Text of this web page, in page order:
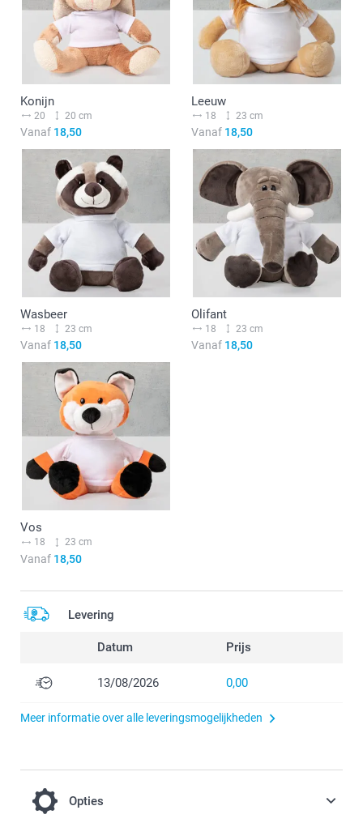
Konijn
20 20 cm
Vanaf 18,50
Leeuw
18 23 cm
Vanaf18,50
Wasbeer
18 23 cm
Vanaf 18,50
Olifant
18 23 cm
Vanaf18,50
Vos
18 23 cm
Vanaf 18,50
Levering
Datum Prijs
13/08/2026 0,00
Meer informatie over alle leveringsmogelijkheden
Opties